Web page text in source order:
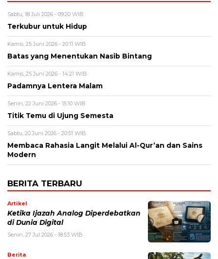
Sabtu, 18 Juli 2026 - 09:20 WIB
Terkubur untuk Hidup
Kamis, 25 Juni 2026 - 20:11 WIB
Batas yang Menentukan Nasib Bintang
Kamis, 25 Juni 2026 - 14:21 WIB
Padamnya Lentera Malam
Senin, 22 Juni 2026 - 15:10 WIB
Titik Temu di Ujung Semesta
Sabtu, 20 Juni 2026 - 20:51 WIB
Membaca Rahasia Langit Melalui Al-Qur’an dan Sains
Modern
BERITA TERBARU
Artikel
Ketika Ijazah Analog Diperdebatkan
di Dunia Digital
Senin, 27 Jul 2026 - 18:53 WIB
Berita